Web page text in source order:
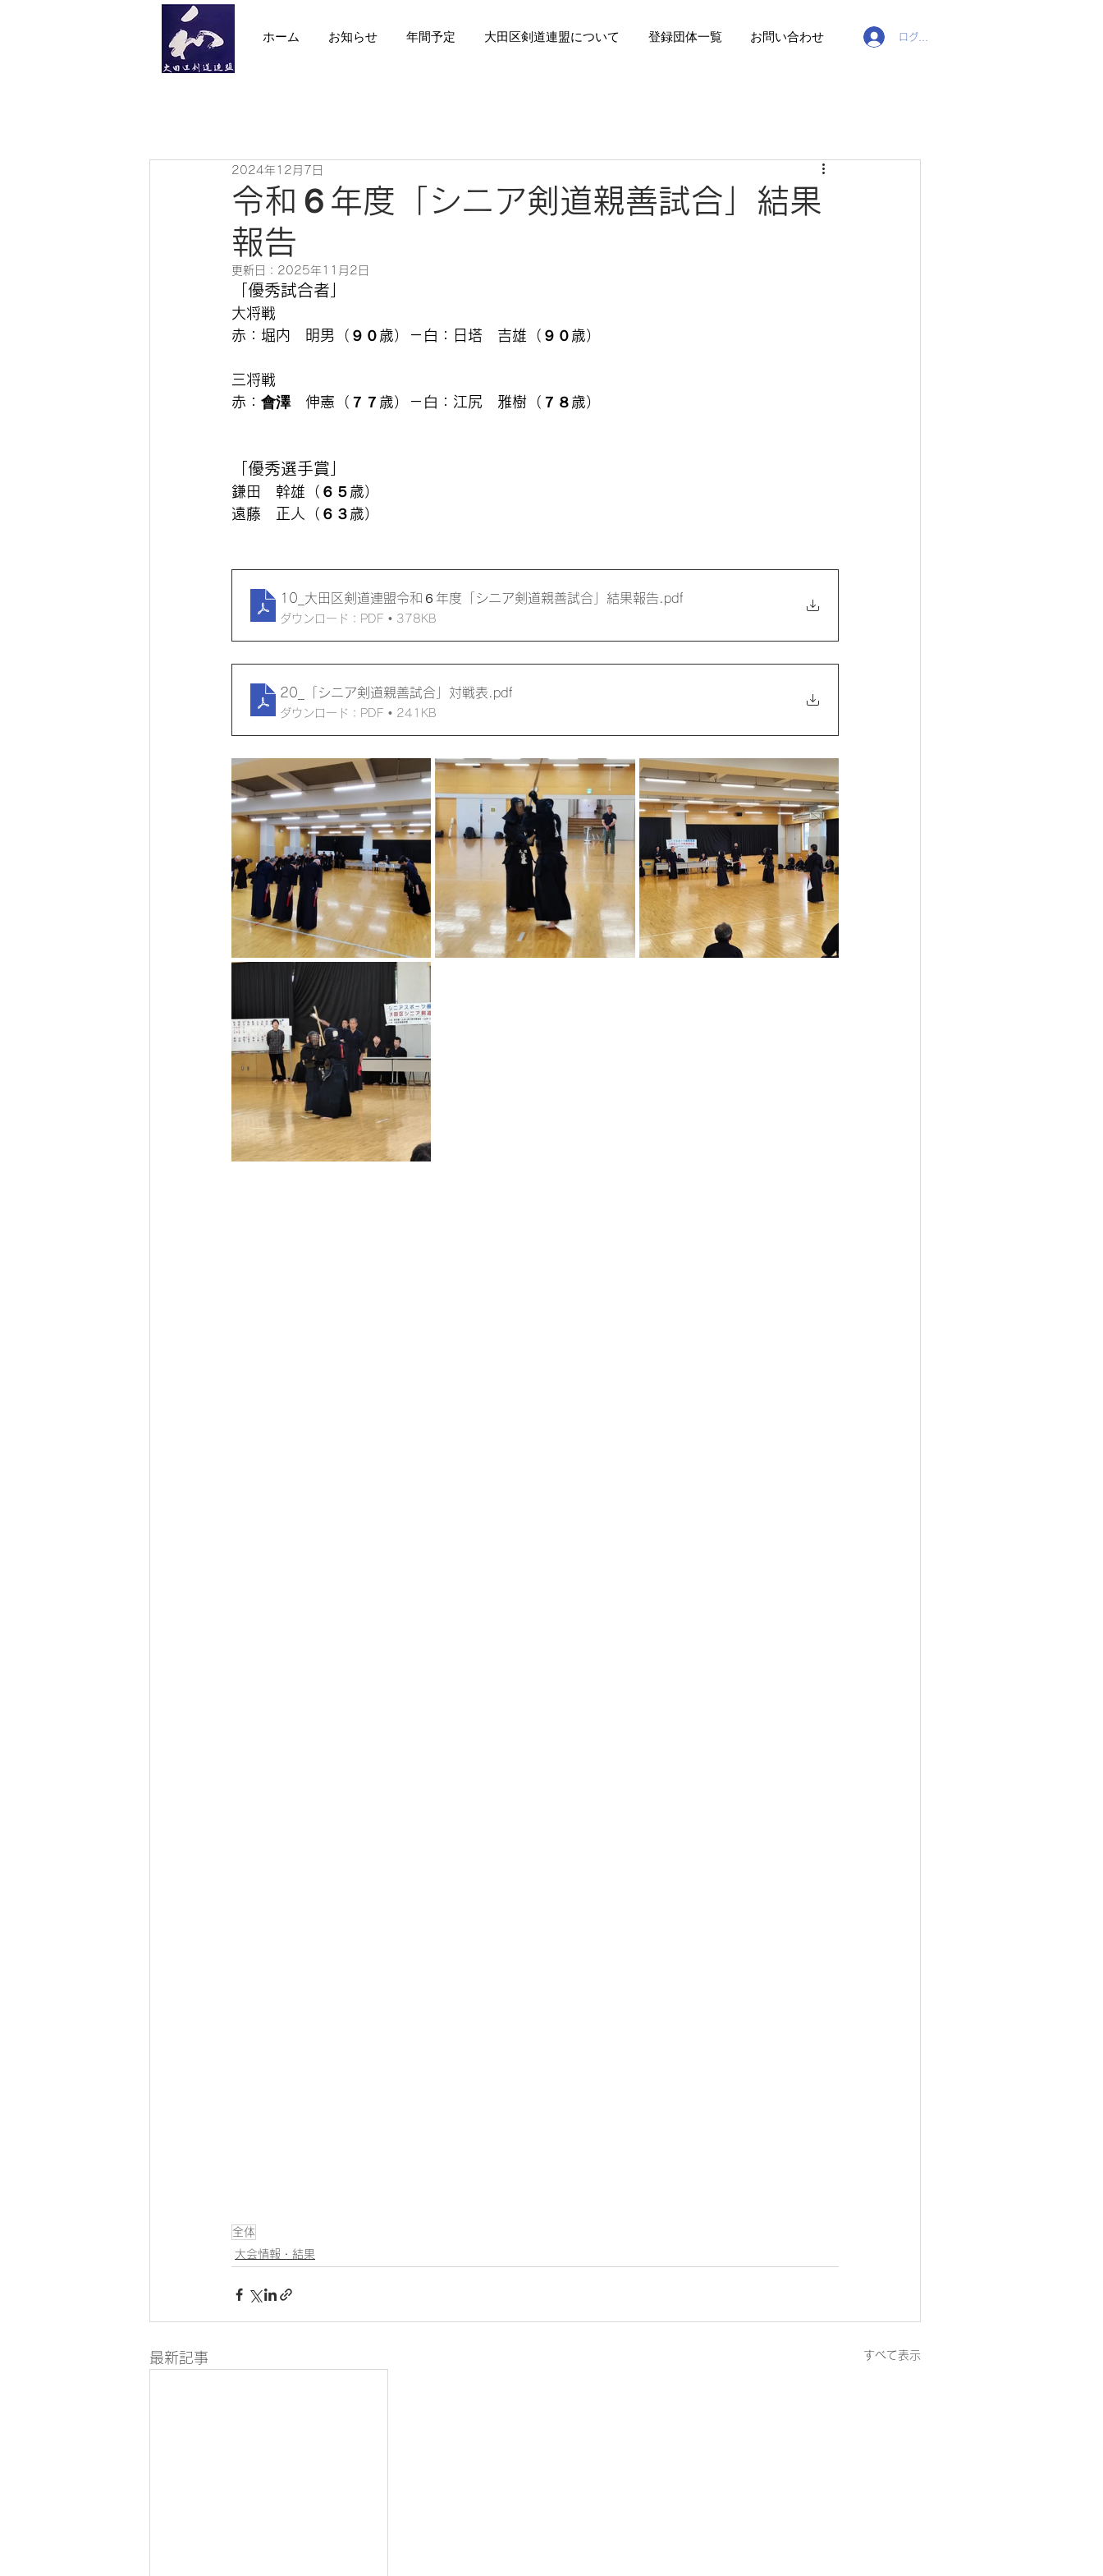
ホーム お知らせ 年間予定 大田区剣道連盟について 登録団体一覧 お問い合わせ ログイン
令和６年度「シニア剣道親善試合」結果
報告
2024年12月7日
更新日： 2025年11月2日
「優秀試合者」
大将戦
赤：堀内　明男（９０歳）－白：日塔　吉雄（９０歳）
三将戦
赤：會澤　伸憲（７７歳）－白：江尻　雅樹（７８歳）
「優秀選手賞」
鎌田　幹雄（６５歳）
遠藤　正人（６３歳）
10_大田区剣道連盟令和６年度「シニア剣道親善試合」結果報告 .pdf
ダウンロード：PDF • 378KB
20_「シニア剣道親善試合」対戦表 .pdf
ダウンロード：PDF • 241KB
全体
大会情報・結果
最新記事 すべて表示